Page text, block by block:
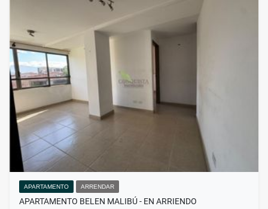
APARTAMENTO ARRENDAR
APARTAMENTO BELEN MALIBÚ - EN ARRIENDO